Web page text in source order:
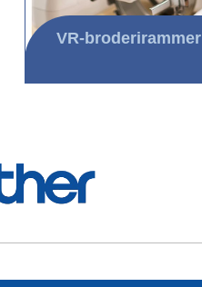
VR-broderirammer